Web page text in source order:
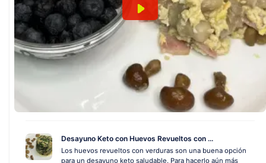
Desayuno Keto con Huevos Revueltos con ...
Los huevos revueltos con verduras son una buena opción
para un desayuno keto saludable. Para hacerlo aún más